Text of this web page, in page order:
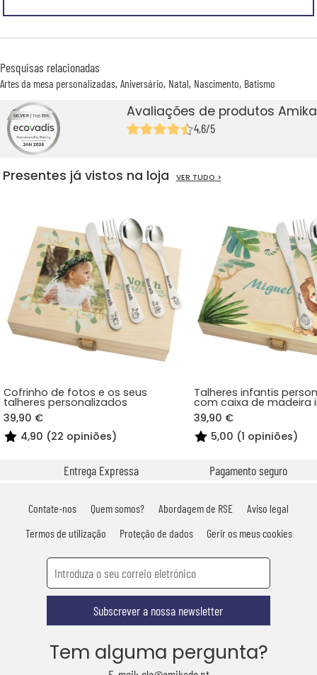
Pesquisas relacionadas
Artes da mesa personalizadas Aniversário Natal Nascimento Batismo
Avaliações de produtos
4,6/5
Presentes já vistos na loja VER TUDO >
Cofrinho de fotos e os seus
talheres personalizados
39,90 €
4,90 (22 opiniões)
Talheres infantis
com caixa de madeira
savana
39,90 €
5,00 (1 opiniões)
Entrega Expressa Pagamento seguro
Contate-nos Quem somos? Abordagem de RSE
Aviso legal
Termos de utilização
Proteção de dados Gerir os meus cookies
Subscrever a nossa newsletter
Tem alguma pergunta?